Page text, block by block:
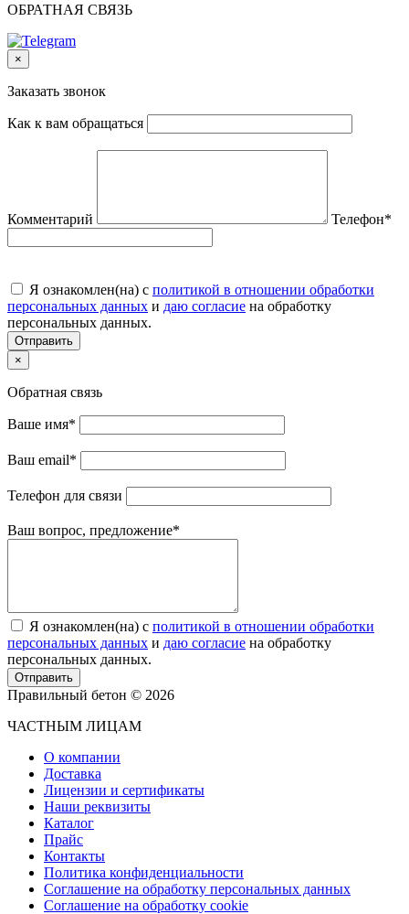
ОБРАТНАЯ СВЯЗЬ
×
Заказать звонок
Как к вам обращаться
Комментарий Телефон*
Я ознакомлен(на) с политикой в отношении обработки
персональных данных и даю согласие на обработку
персональных данных.
Отправить
×
Обратная связь
Ваше имя*
Ваш email*
Телефон для связи
Ваш вопрос, предложение*
Я ознакомлен(на) с политикой в отношении обработки
персональных данных и даю согласие на обработку
персональных данных.
Отправить
Правильный бетон © 2026
ЧАСТНЫМ ЛИЦАМ
О компании
Доставка
Лицензии и сертификаты
Наши реквизиты
Каталог
Прайс
Контакты
Политика конфиденциальности
Соглашение на обработку персональных данных
Соглашение на обработку cookie